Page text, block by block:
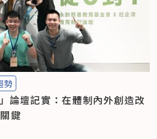
勢
論壇記實：在體制內外創造改
鍵